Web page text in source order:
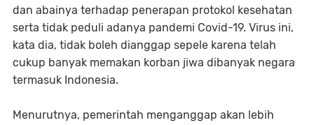
dan abainya terhadap penerapan protokol kesehatan
serta tidak peduli adanya pandemi Covid-19. Virus ini,
kata dia, tidak boleh dianggap sepele karena telah
cukup banyak memakan korban jiwa dibanyak negara
termasuk Indonesia.
Menurutnya, pemerintah menganggap akan lebih